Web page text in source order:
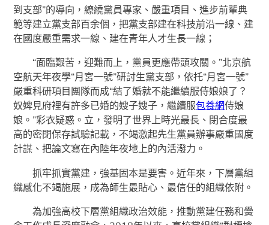
到支部”的導向，繚繞黨員專家、嚴重項目、進步前輩典
範等建立黨支部百余個，把黨支部建在科技前沿一線、建
在國度嚴重需求一線、建在青年人才生長一線；
“面臨艱苦，迎難而上，黨員更應帶頭攻關。”北京航
空航天年夜學“月宮一號”研討生黨支部，依托“月宮一號”
嚴重科研項目團隊而成“結了婚就不能繼續服侍娘娘了？
奴婢見府裡有許多已婚的嫂子嫂子，繼續服包養網侍娘
娘。”彩衣疑惑。立，發明了世界上時光最長、閉合度最
高的密閉保存試驗記載，不竭激起先生黨員辦事嚴重國度
計謀、把論文寫在內陸年夜地上的內活潑力。
抓牢抓實黨建，強基固本是要害。近年來，下層黨組
織感化不竭施展，成為師生最貼心、最信任的組織依附。
為加強高校下層黨組織政治效能，推動黨建任務和黌